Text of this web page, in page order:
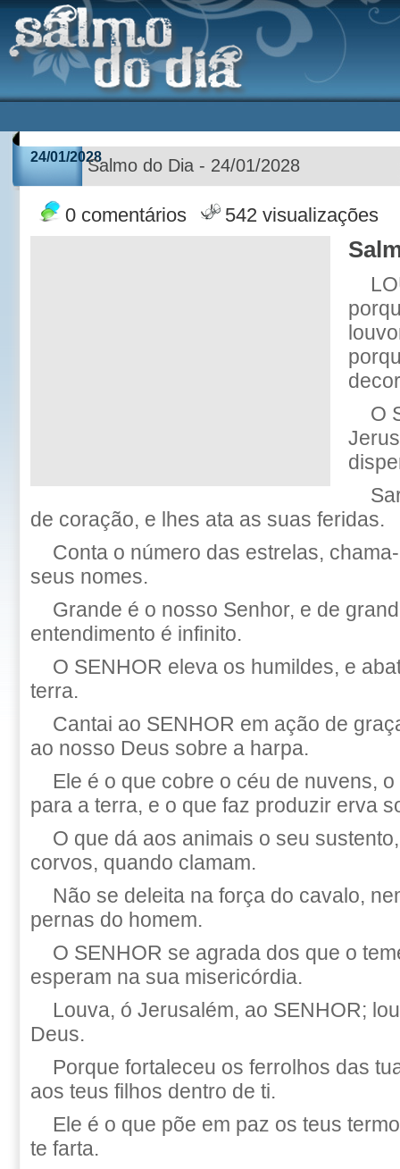
24/01/2028Salmo do Dia - 24/01/2028
0 comentários 542 visualizações
O
de coração, e lhes ata as suas feridas.
Conta o número das estrelas,
seus nomes.
Grande é o nosso Senhor, e de
entendimento é infinito.
O SENHOR eleva os humildes, e
terra.
Cantai ao SENHOR em ação de
ao nosso Deus sobre a harpa.
Ele é o que cobre o céu de nuvens,
para a terra, e o que faz produzir erva
O que dá aos animais o seu
corvos, quando clamam.
Não se deleita na força do cavalo,
pernas do homem.
O SENHOR se agrada dos que o
esperam na sua misericórdia.
Louva, ó Jerusalém, ao SENHOR;
Deus.
Porque fortaleceu os ferrolhos das
aos teus filhos dentro de ti.
Ele é o que põe em paz os teus
te farta.